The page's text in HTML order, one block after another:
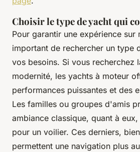
Choisir le type de yacht qui
Pour garantir une expérience sur
important de rechercher un type
vos besoins. Si vous recherchez
modernité, les yachts à moteur
performances puissantes et des
Les familles ou groupes d'amis
ambiance classique, quant à
pour un voilier. Ces derniers,
permettent une navigation plus